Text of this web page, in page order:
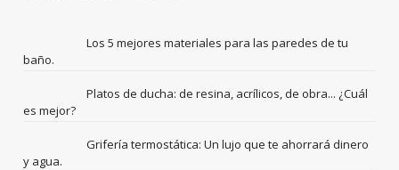
Los 5 mejores materiales para las paredes de tu
baño.
Platos de ducha: de resina, acrílicos, de obra... ¿Cuál
es mejor?
Grifería termostática: Un lujo que te ahorrará dinero
y agua.